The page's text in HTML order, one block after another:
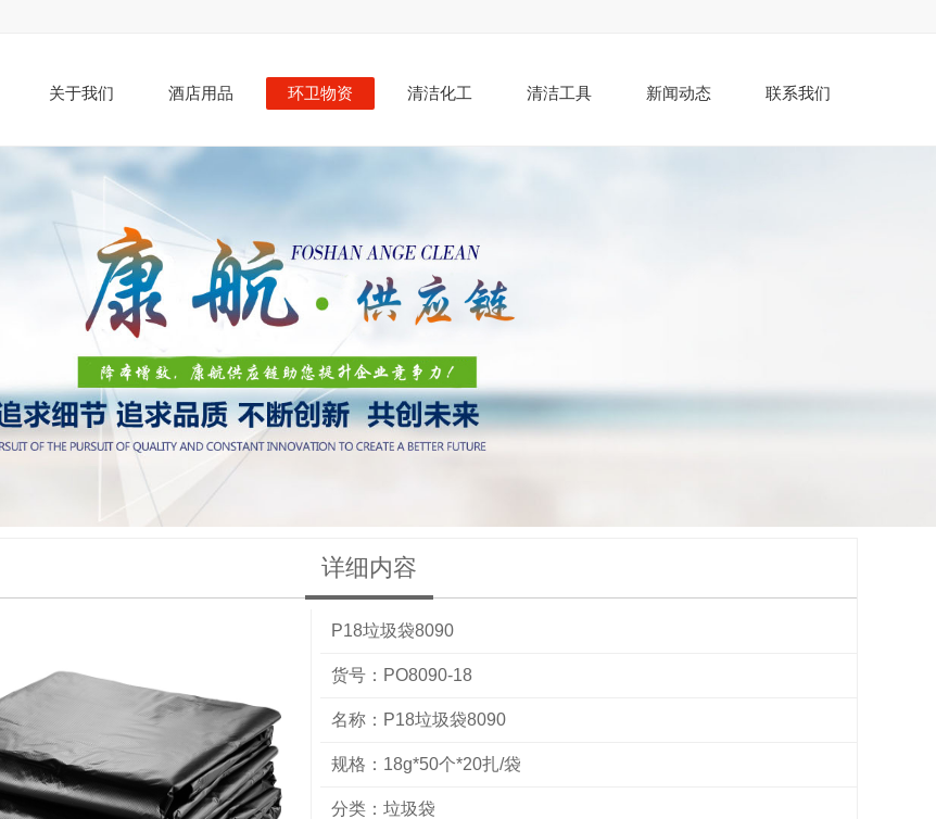
关于我们 酒店用品 环卫物资 清洁化工 清洁工具 新闻动态 联系我们
详细内容
P18垃圾袋8090
货号：PO8090-18
名称：P18垃圾袋8090
规格：18g*50个*20扎/袋
分类：垃圾袋